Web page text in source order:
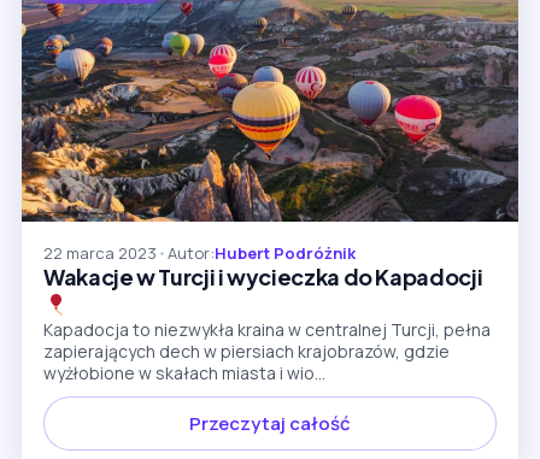
22 marca 2023 •Autor:Hubert Podróżnik
Wakacje w Turcji i wycieczka do Kapadocji
Kapadocja to niezwykła kraina w centralnej Turcji, pełna
zapierających dech w piersiach krajobrazów, gdzie
wyżłobione w skałach miasta i wio...
Przeczytaj całość